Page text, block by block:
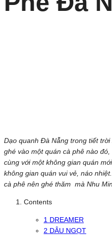
Dạo quanh Đà Nẵng trong tiết
ghé vào một quán cà phê nào
cùng với một không gian quán
không gian quán vui vẻ, náo
cà phê nên ghé thăm mà Nhu
Contents
1 DREAMER
2 DÂU NGỌT